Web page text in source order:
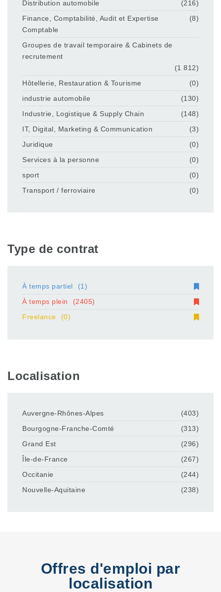
Distribution automobile
(216)
Finance, Comptabilité, Audit et Expertise
Comptable
(8)
Groupes de travail temporaire & Cabinets de
recrutement
(1 812)
Hôtellerie, Restauration & Tourisme
(0)
industrie automobile
(130)
Industrie, Logistique & Supply Chain
(148)
IT, Digital, Marketing & Communication
(3)
Juridique
(0)
Services à la personne
(0)
sport
(0)
Transport / ferroviaire
(0)
Type de contrat
À temps partiel
(1)
À temps plein
(2405)
Freelance
(0)
Localisation
Auvergne-Rhônes-Alpes
(403)
Bourgogne-Franche-Comté
(313)
Grand Est
(296)
Île-de-France
(267)
Occitanie
(244)
Nouvelle-Aquitaine
(238)
Offres d'emploi par
localisation